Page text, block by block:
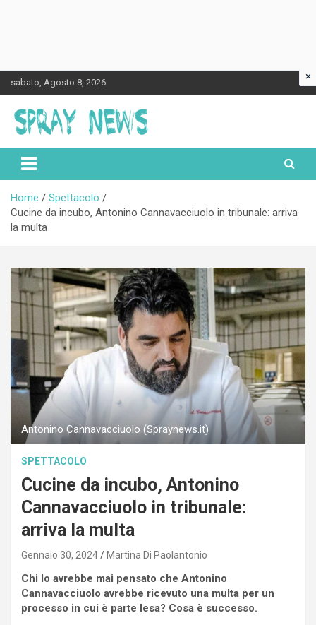
to
content
sabato, Agosto 8, 2026
Spraynews.it
Home
Spettacolo
Cucine da incubo, Antonino Cannavacciuolo in tribunale: arriva
la multa
Antonino Cannavacciuolo (Spraynews.it)
SPETTACOLO
Cucine da incubo, Antonino
Cannavacciuolo in tribunale:
arriva la multa
Gennaio 30, 2024 Martina Di Paolantonio
Chi lo avrebbe mai pensato che Antonino
Cannavacciuolo avrebbe ricevuto una multa per un
processo in cui è parte lesa? Cosa è successo.
×